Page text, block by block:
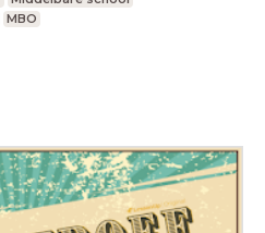
MBO